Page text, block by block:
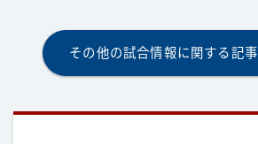
その他の試合情報に関する記